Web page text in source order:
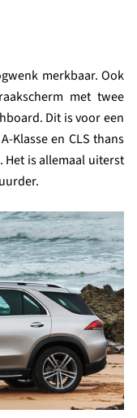
merkbaar. Ook
met twee
Dit is voor een
Klasse en CLS thans
is allemaal uiterst